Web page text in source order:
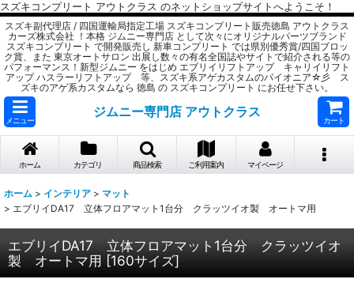
スズキコンプリート アウトクラス のネットショップサイトへようこそ！
スズキ副代理店 / 四国運輸局指定工場 スズキコンプリート販売徳島 アウトクラス
カーズ株式会社 ！本格 ジムニー専門店 として次々にオリジナルパーツブランド
スズキコンプリート で開発販売し 新車コンプリート では県別優秀賞/四国ブロッ
ク賞、また 東京オートサロン 出展し数々の有名全国誌やサイトで紹介される等の
パフォーマンス！新型ジムニー をはじめ エブリイリフトアップ キャリイリフト
アップ ハスラーリフトアップ 等、スズキ系アゲカスタムのパイオニア☆彡 ス
ズキのアゲ系カスタムなら 徳島 の スズキコンプリート にお任せ下さい。
メニュー
ジムニー専門店 アウトクラス
カート
ホーム カテゴリ 商品検索 ご利用案内 マイページ
ホーム > インテリア > マット
> エブリイDA17 立体フロアマット1台分 クラッツイオ製 オートマ用
エブリイDA17 立体フロアマット1台分 クラッツイオ
製 オートマ用 [160サイズ]